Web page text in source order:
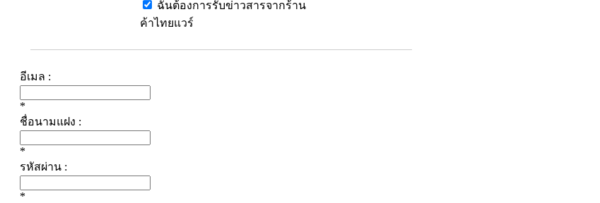
ฉันต้องการรับข่าวสารจากร้าน
ค้าไทยแวร์
อีเมล :
*
ชื่อนามแฝง :
*
รหัสผ่าน :
*